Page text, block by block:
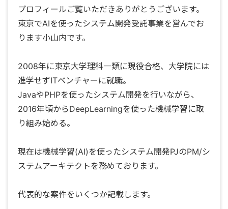
プロフィールご覧いただきありがとうございます。
東京でAIを使ったシステム開発受託事業を営んでお
ります小山内です。
2008年に東京大学理科一類に現役合格、大学院には
進学せずITベンチャーに就職。
JavaやPHPを使ったシステム開発を行いながら、
2016年頃からDeepLearningを使った機械学習に取
り組み始める。
現在は機械学習(AI)を使ったシステム開発PJのPM/シ
ステムアーキテクトを務めております。
代表的な案件をいくつか記載します。